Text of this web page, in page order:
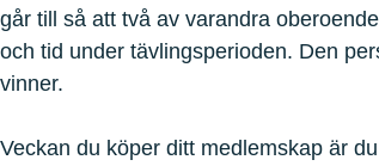
går till så att två av varandra
och tid under tävlingsperioden. Den
vinner.
Veckan du köper ditt medlemskap är